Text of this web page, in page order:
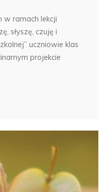
w ramach lekcji
słyszę, czuję i
uczniowie klas
projekcie